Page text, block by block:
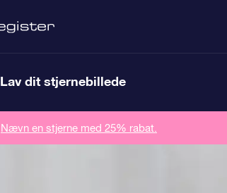
Lav dit stjernebillede
Nævn en stjerne med 25% rabat.